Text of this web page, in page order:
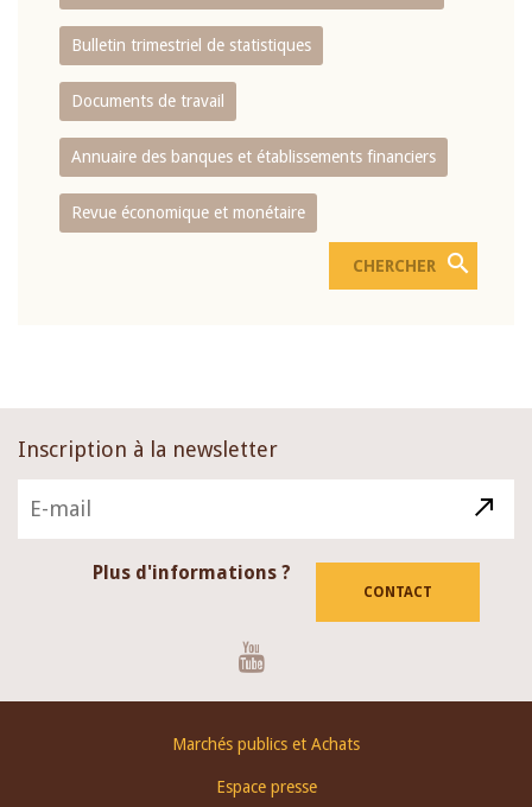
Bulletin trimestriel de statistiques
Documents de travail
Annuaire des banques et établissements financiers
Revue économique et monétaire
Inscription à la newsletter
Plus d'informations ?
CONTACT
Marchés publics et Achats
Espace presse